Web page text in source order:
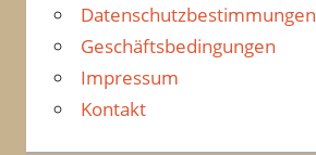
Datenschutzbestimmungen
Geschäftsbedingungen
Impressum
Kontakt